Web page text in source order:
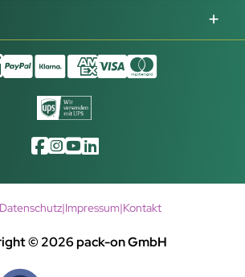
© 2026 pack-on GmbH
Datenschutz|Impressum|Kontakt